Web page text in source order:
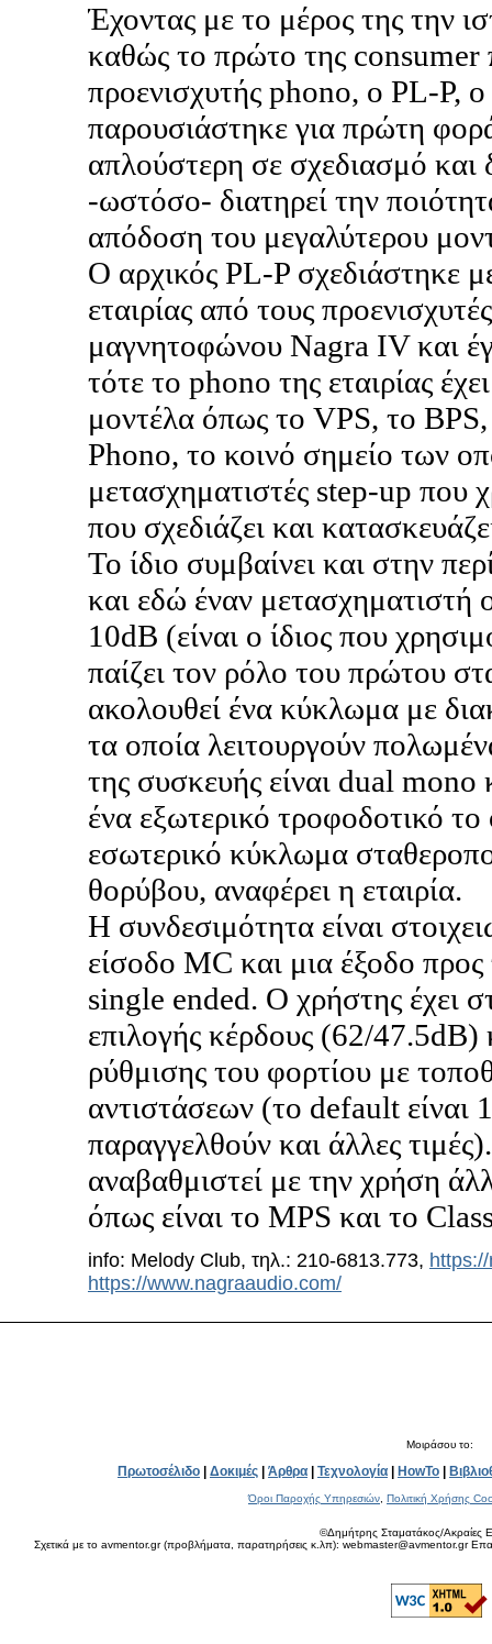
Έχοντας με το μέρος της την
καθώς το πρώτο της consumer
προενισχυτής phono, o PL-P,
παρουσιάστηκε για πρώτη
απλούστερη σε σχεδιασμό και
-ωστόσο- διατηρεί την
απόδοση του μεγαλύτερου
Ο αρχικός PL-P σχεδιάστηκε
εταιρίας από τους
μαγνητοφώνου Nagra IV και
τότε το phono της εταιρίας
μοντέλα όπως το VPS, το
Phono, το κοινό σημείο των
μετασχηματιστές step-up που
που σχεδιάζει και
Το ίδιο συμβαίνει και στην
και εδώ έναν μετασχηματιστή
10dB (είναι ο ίδιος που
παίζει τον ρόλο του πρώτου
ακολουθεί ένα κύκλωμα με
τα οποία λειτουργούν
της συσκευής είναι dual mono
ένα εξωτερικό τροφοδοτικό
εσωτερικό κύκλωμα
θορύβου, αναφέρει η εταιρία.
Η συνδεσιμότητα είναι
είσοδο MC και μια έξοδο
single ended. Ο χρήστης έχει
επιλογής κέρδους (62/47.5dB)
ρύθμισης του φορτίου με
αντιστάσεων (το default
παραγγελθούν και άλλες
αναβαθμιστεί με την χρήση
όπως είναι το MPS και το
info: Melody Club, τηλ.: 210-6813.773,
https://www.nagraaudio.com/
Μοιράσου το:
Πρωτοσέλιδο | Δοκιμές | Άρθρα | Τεχνολογία | HowTo |
Όροι Παροχής Υπηρεσιών Πολιτική Χρήσης
©Δημήτρης Σταματάκος/Ακραίες
Σχετικά με το avmentor.gr (προβλήματα, παρατηρήσεις κ.λπ): webmaster@avmentor.gr